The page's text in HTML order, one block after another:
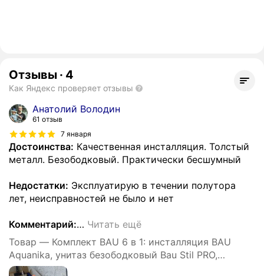
Отзывы · 4
Как Яндекс проверяет отзывы
Анатолий Володин
61 отзыв
7 января
Достоинства: Качественная инсталляция. Толстый
металл. Безободковый. Практически бесшумный
Недостатки: Эксплуатирую в течении полутора
лет, неисправностей не было и нет
Комментарий:… Читать ещё
Товар — Комплект BAU 6 в 1: инсталляция BAU
Aquanika, унитаз безободковый Bau Stil PRO,
сиденье микролифт, прямоугольная черная